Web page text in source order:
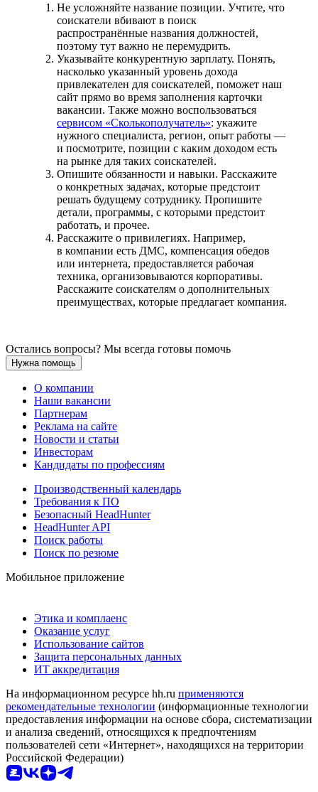
Не усложняйте название позиции. Учтите, что
соискатели вбивают в поиск
распространённые названия должностей,
поэтому тут важно не перемудрить.
Указывайте конкурентную зарплату. Понять,
насколько указанный уровень дохода
привлекателен для соискателей, поможет наш
сайт прямо во время заполнения карточки
вакансии. Также можно воспользоваться
сервисом «Сколькополучатель»: укажите
нужного специалиста, регион, опыт работы —
и посмотрите, позиции с каким доходом есть
на рынке для таких соискателей.
Опишите обязанности и навыки. Расскажите
о конкретных задачах, которые предстоит
решать будущему сотруднику. Пропишите
детали, программы, с которыми предстоит
работать, и прочее.
Расскажите о привилегиях. Например,
в компании есть ДМС, компенсация обедов
или интернета, предоставляется рабочая
техника, организовываются корпоративы.
Расскажите соискателям о дополнительных
преимуществах, которые предлагает компания.
Остались вопросы? Мы всегда готовы помочь
Нужна помощь
О компании
Наши вакансии
Партнерам
Реклама на сайте
Новости и статьи
Инвесторам
Кандидаты по профессиям
Производственный календарь
Требования к ПО
Безопасный HeadHunter
HeadHunter API
Поиск работы
Поиск по резюме
Мобильное приложение
Этика и комплаенс
Оказание услуг
Использование сайтов
Защита персональных данных
ИТ аккредитация
На информационном ресурсе hh.ru применяются
рекомендательные технологии (информационные технологии
предоставления информации на основе сбора, систематизации
и анализа сведений, относящихся к предпочтениям
пользователей сети «Интернет», находящихся на территории
Российской Федерации)